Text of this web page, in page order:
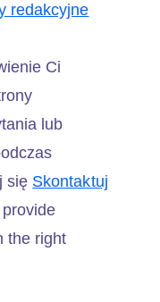
redakcyjne
Ci
lub
się Skontaktuj
the right